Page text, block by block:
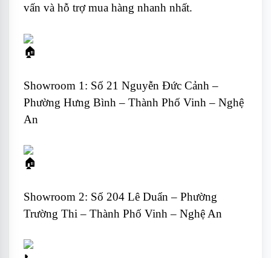
vấn và hỗ trợ mua hàng nhanh nhất.
Showroom 1: Số 21 Nguyễn Đức Cảnh –
Phường Hưng Bình – Thành Phố Vinh – Nghệ
An
Showroom 2: Số 204 Lê Duẩn – Phường
Trường Thi – Thành Phố Vinh – Nghệ An